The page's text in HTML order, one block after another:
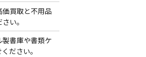
買取と不用品
い。
書庫や書類ケ
ださい。